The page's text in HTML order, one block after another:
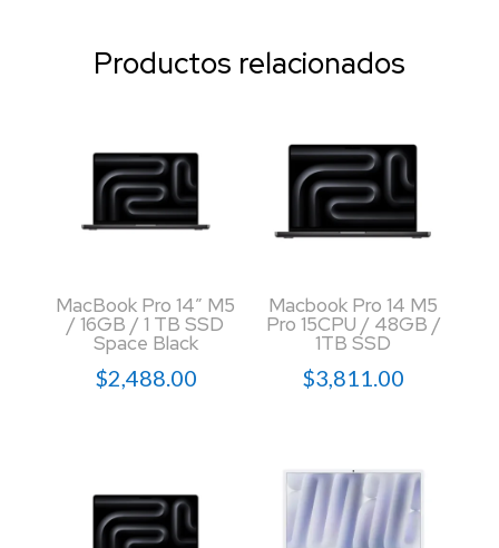
Productos relacionados
MacBook Pro 14″ M5
/ 16GB / 1 TB SSD
Space Black
$2,488.00
Macbook Pro 14 M5
Pro 15CPU / 48GB /
1TB SSD
$3,811.00